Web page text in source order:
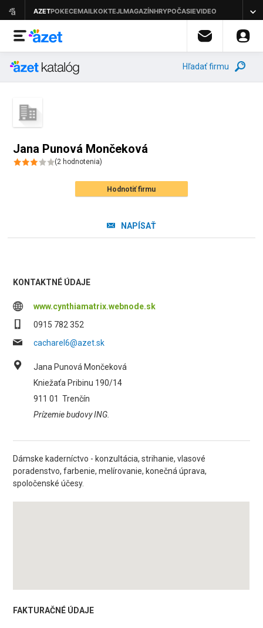
Hľadať firmu
Jana Punová Mončeková
(2 hodnotenia)
Hodnotiť firmu
NAPÍSAŤ
KONTAKTNÉ ÚDAJE
www.cynthiamatrix.webnode.sk
0915 782 352
cacharel6@azet.sk
Jana Punová Mončeková
Kniežaťa Pribinu 190/14
911 01 Trenčín
Prízemie budovy ING.
Dámske kaderníctvo - konzultácia, strihanie, vlasové
poradenstvo, farbenie, melírovanie, konečná úprava,
spoločenské účesy.
FAKTURAČNÉ ÚDAJE